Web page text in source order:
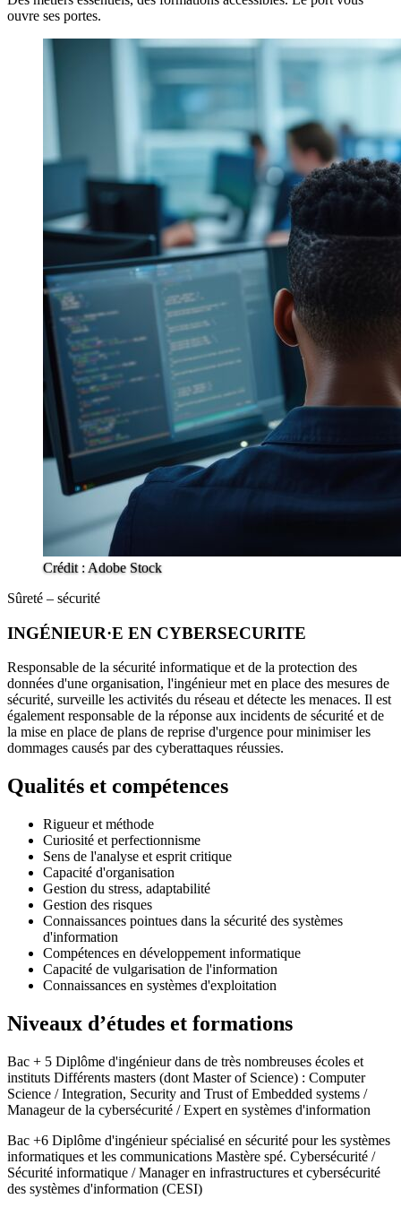
ouvre ses portes.
Crédit : Adobe Stock
Sûreté – sécurité
INGÉNIEUR·E EN CYBERSECURITE
Responsable de la sécurité informatique et de la protection des
données d'une organisation, l'ingénieur met en place des mesures de
sécurité, surveille les activités du réseau et détecte les menaces. Il est
également responsable de la réponse aux incidents de sécurité et de
la mise en place de plans de reprise d'urgence pour minimiser les
dommages causés par des cyberattaques réussies.
Qualités et compétences
Rigueur et méthode
Curiosité et perfectionnisme
Sens de l'analyse et esprit critique
Capacité d'organisation
Gestion du stress, adaptabilité
Gestion des risques
Connaissances pointues dans la sécurité des systèmes
d'information
Compétences en développement informatique
Capacité de vulgarisation de l'information
Connaissances en systèmes d'exploitation
Niveaux d’études et formations
Bac + 5 Diplôme d'ingénieur dans de très nombreuses écoles et
instituts Différents masters (dont Master of Science) : Computer
Science / Integration, Security and Trust of Embedded systems /
Manageur de la cybersécurité / Expert en systèmes d'information
Bac +6 Diplôme d'ingénieur spécialisé en sécurité pour les systèmes
informatiques et les communications Mastère spé. Cybersécurité /
Sécurité informatique / Manager en infrastructures et cybersécurité
des systèmes d'information (CESI)